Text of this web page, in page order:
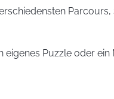
Puzzle oder